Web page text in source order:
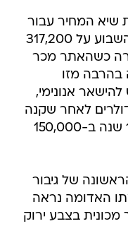
שיא המחיר עבור
חוברת אחת, שעמד עד יום שני השבוע על 317,200
כשהאתר מכר
בהרבה מזו
אנונימי,
לאחר שקנה
אותה במכירה פומבית לפני כ-15 שנה ב-150,000
של גיבור
האדומה נראה
בצבע ירוק